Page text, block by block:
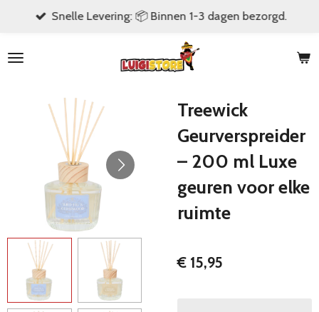
naar
hoofdinhoud
Snelle Levering: 📦 Binnen 1-3 dagen bezorgd.
Treewick
Geurverspreider
– 200 ml Luxe
geuren voor elke
ruimte
€ 15,95